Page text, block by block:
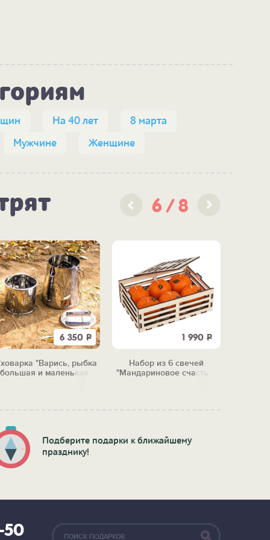
На 40 лет
8 марта
Мужчине
Женщине
6 8
6 350 Р
"Варись, рыбка
большая и маленькая"
1 990 Р
Набор из 6 свечей
"Мандариновое счастье"
Подберите подарки к ближайшему
празднику!
50